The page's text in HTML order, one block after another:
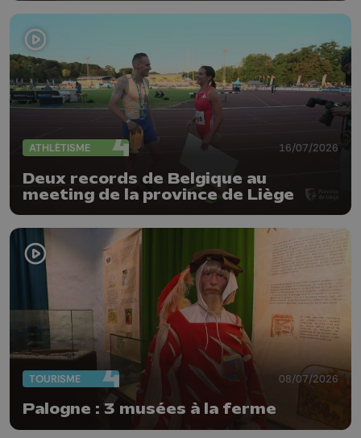
ATHLÉTISME 16/07/2026
Deux records de Belgique au
meeting de la province de Liège
TOURISME 08/07/2026
Palogne : 3 musées à la ferme